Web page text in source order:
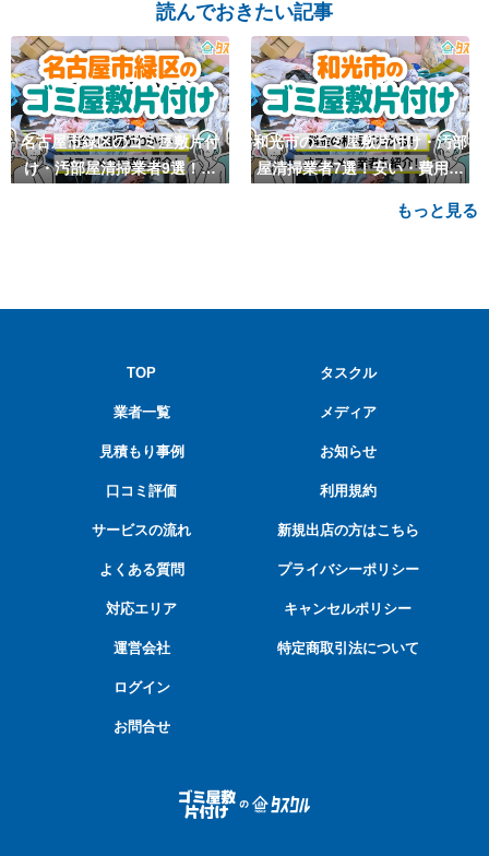
読んでおきたい記事
名古屋市緑区のゴミ屋敷片付
け・汚部屋清掃業者9選！安
和光市のゴミ屋敷片付け・汚部
屋清掃業者7選！安い・費用相
もっと見る
TOP
業者一覧
見積もり事例
口コミ評価
サービスの流れ
よくある質問
対応エリア
運営会社
ログイン
お問合せ
タスクル
メディア
お知らせ
利用規約
新規出店の方はこちら
プライバシーポリシー
キャンセルポリシー
特定商取引法について